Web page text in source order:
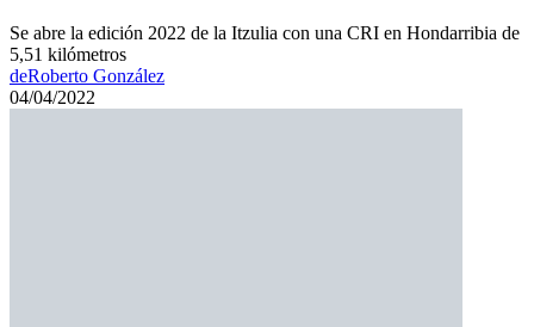
Se abre la edición 2022 de la Itzulia con una CRI en Hondarribia de
5,51 kilómetros
deRoberto González
04/04/2022